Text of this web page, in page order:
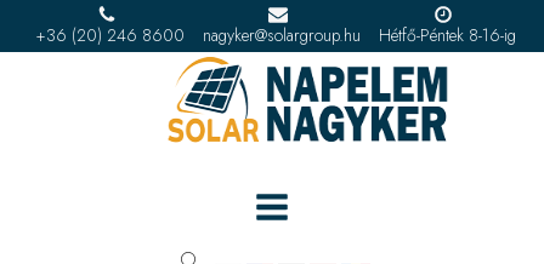
+36 (20) 246 8600 nagyker@solargroup.hu Hétfő-Péntek 8-16-ig